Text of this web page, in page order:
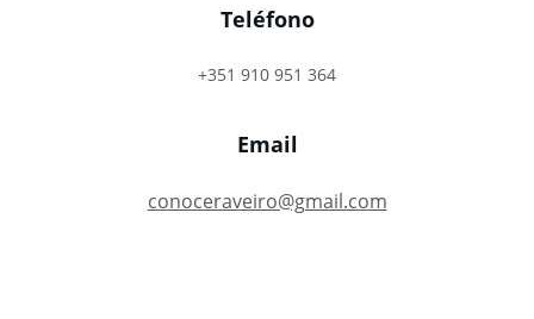
Teléfono
+351 910 951 364
Email
conoceraveiro@gmail.com